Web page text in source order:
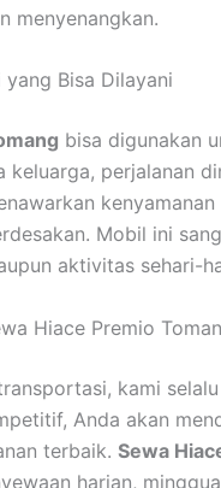
menyenangkan.
Bisa Dilayani
bisa digunakan
keluarga, perjalanan
Mobil ini
aktivitas sehari-
Hiace Premio
kami
Anda akan
terbaik. Sewa
harian,